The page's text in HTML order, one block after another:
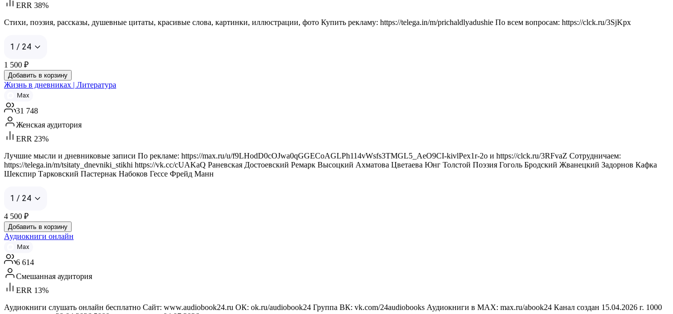
ERR 38%
Стихи, поэзия, рассказы, душевные цитаты, красивые слова, картинки, иллюстрации, фото Купить рекламу: https://telega.in/m/prichaldlyadushie По всем вопросам: https://clck.ru/3SjKpx
1 / 24
1 500 ₽
Добавить в корзину
Жизнь в дневниках | Литература
Max
31 748
Женская аудитория
ERR 23%
Лучшие мысли и дневниковые записи По рекламе: https://max.ru/u/f9LHodD0cOJwa0qGGECoAGLPh114vWsfs3TMGL5_AeO9CI-kivlPex1r-2o и https://clck.ru/3RFvaZ Сотрудничаем:
https://telega.in/m/tsitaty_dnevniki_stikhi https://vk.cc/cUAKaQ Раневская Достоевский Ремарк Высоцкий Ахматова Цветаева Юнг Толстой Поэзия Гоголь Бродский Жванецкий Задорнов Кафка
Шекспир Тарковский Пастернак Набоков Гессе Фрейд Манн
1 / 24
4 500 ₽
Добавить в корзину
Аудиокниги онлайн
Max
6 614
Смешанная аудитория
ERR 13%
Аудиокниги слушать онлайн бесплатно Сайт: www.audiobook24.ru ОК: ok.ru/audiobook24 Группа ВК: vk.com/24audiobooks Аудиокниги в MAX: max.ru/abook24 Канал создан 15.04.2026 г. 1000